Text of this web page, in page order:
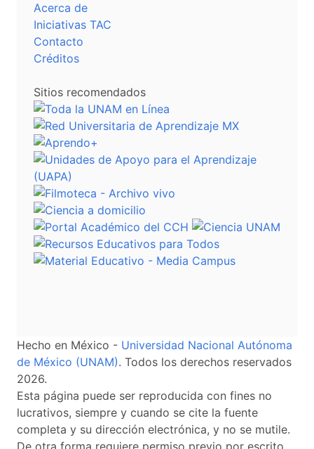
Acerca de
Iniciativas TAC
Contacto
Créditos
Sitios recomendados
Hecho en México - Universidad Nacional Autónoma
de México (UNAM). Todos los derechos reservados
2026.
Esta página puede ser reproducida con fines no
lucrativos, siempre y cuando se cite la fuente
completa y su dirección electrónica, y no se mutile.
De otra forma requiere permiso previo por escrito